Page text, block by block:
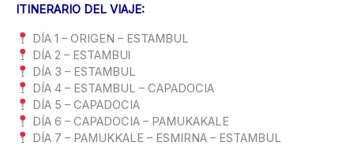
ITINERARIO DEL VIAJE:
DÍA 1 – ORIGEN – ESTAMBUL
DÍA 2 – ESTAMBUl
DÍA 3 – ESTAMBUL
DÍA 4 – ESTAMBUL – CAPADOCIA
DÍA 5 – CAPADOCIA
DÍA 6 – CAPADOCIA – PAMUKAKALE
DÍA 7 – PAMUKKALE – ESMIRNA – ESTAMBUL